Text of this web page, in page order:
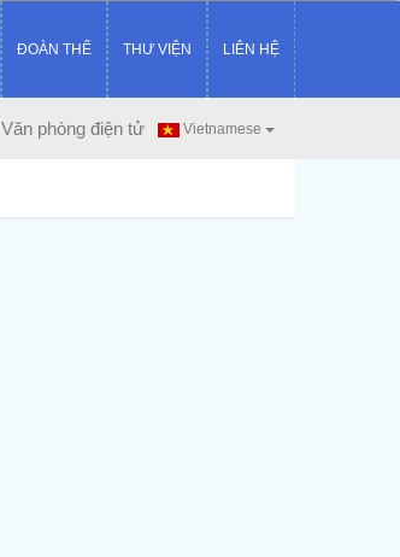
ĐOÀN THỂ THƯ VIỆN LIÊN HỆ
Vietnamese
Văn phòng điện tử